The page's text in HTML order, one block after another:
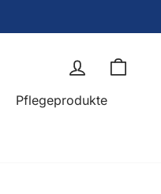
Einloggen
Pflegeprodukte